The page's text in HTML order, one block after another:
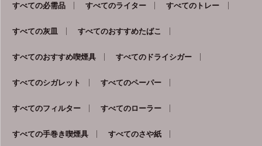
すべての必需品 すべてのライター すべてのトレー
すべての灰皿 すべてのおすすめたばこ
すべてのおすすめ喫煙具 すべてのドライシガー
すべてのシガレット すべてのペーパー
すべてのフィルター すべてのローラー
すべての手巻き喫煙具 すべてのさや紙